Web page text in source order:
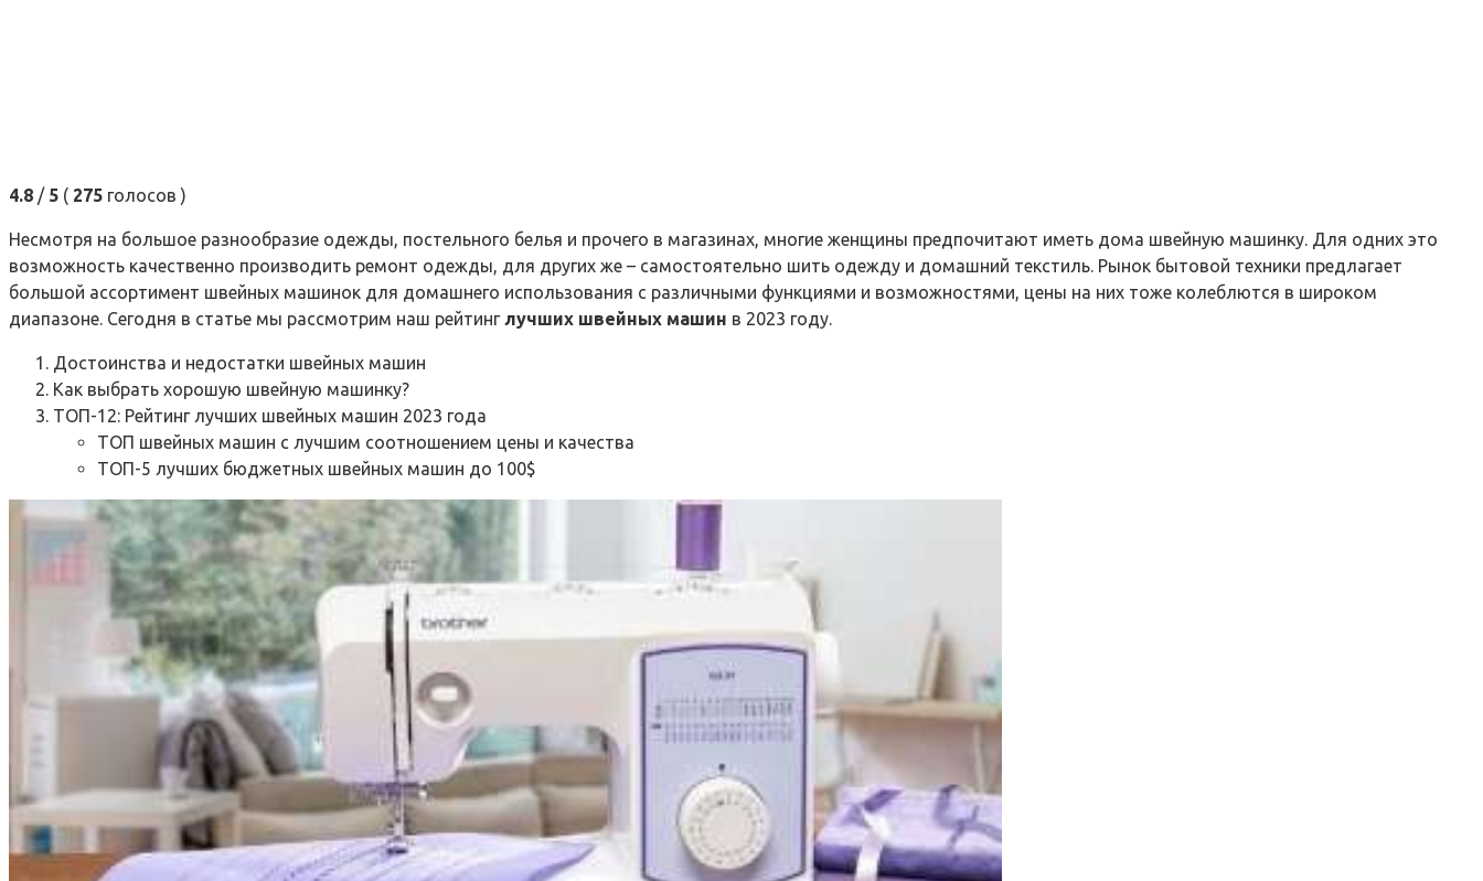
4.8 / 5 ( 275 голосов)
Несмотря на большое разнообразие одежды, постельного белья и прочего в магазинах, многие женщины предпочитают иметь дома швейную машинку. Для одних это
возможность качественно производить ремонт одежды, для других же – самостоятельно шить одежду и домашний текстиль. Рынок бытовой техники предлагает
большой ассортимент швейных машинок для домашнего использования с различными функциями и возможностями, цены на них тоже колеблются в широком
диапазоне. Сегодня в статье мы рассмотрим наш рейтинглучших швейных машин в 2023 году.
Достоинства и недостатки швейных машин
Как выбрать хорошую швейную машинку?
ТОП-12: Рейтинг лучших швейных машин 2023 года
ТОП швейных машин с лучшим соотношением цены и качества
ТОП-5 лучших бюджетных швейных машин до 100$